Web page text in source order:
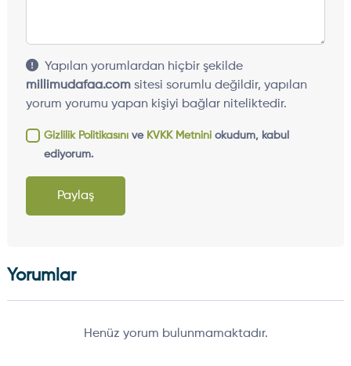
Yapılan yorumlardan hiçbir şekilde
millimudafaa.comsitesi sorumlu değildir, yapılan
yorum yorumu yapan kişiyi bağlar niteliktedir.
Gizlilik Politikasınıve KVKK Metniniokudum, kabul
ediyorum.
Paylaş
Yorumlar
Henüz yorum bulunmamaktadır.